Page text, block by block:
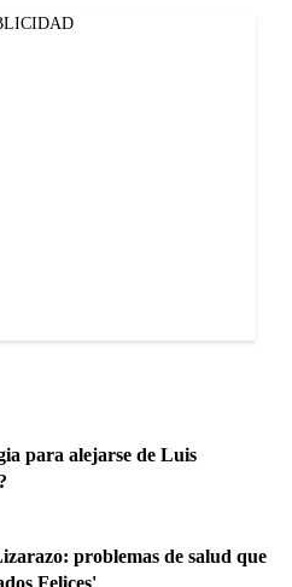
para alejarse de Luis
problemas de salud que
Felices'